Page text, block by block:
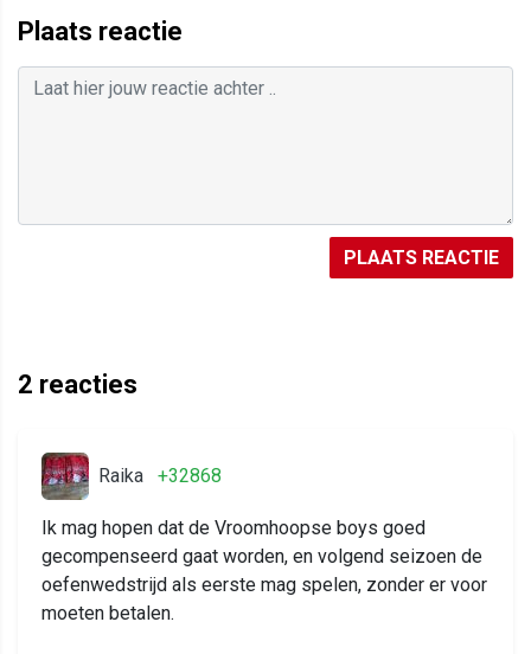
Plaats reactie
PLAATS REACTIE
2 reacties
Raika +32868
Ik mag hopen dat de Vroomhoopse boys goed
gecompenseerd gaat worden, en volgend seizoen de
oefenwedstrijd als eerste mag spelen, zonder er voor
moeten betalen.